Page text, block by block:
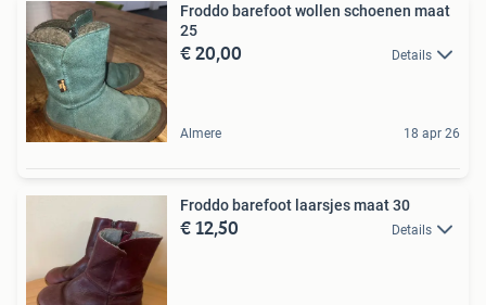
Froddo barefoot wollen schoenen maat
25
€ 20,00 Details
Almere 18 apr 26
Froddo barefoot laarsjes maat 30
€ 12,50 Details